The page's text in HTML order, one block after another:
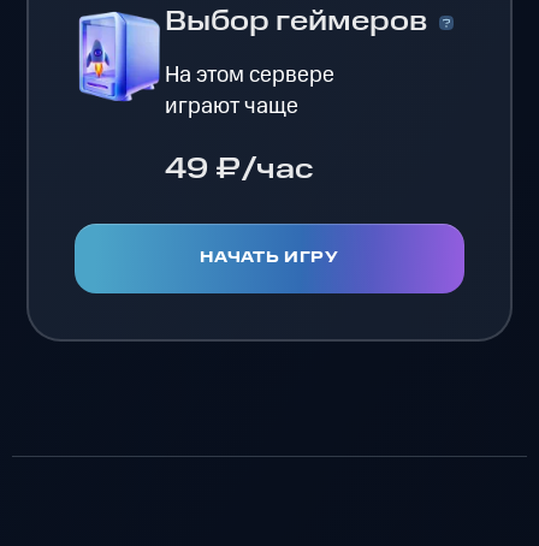
Выбор геймеров
На этом сервере
играют чаще
49 ₽/час
НАЧАТЬ ИГРУ